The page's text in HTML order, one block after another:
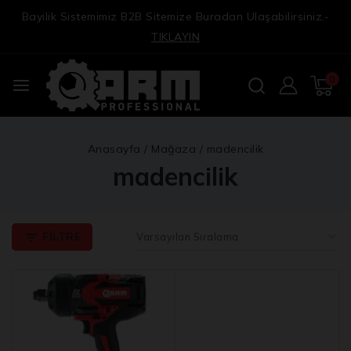
Bayilik Sistemimiz B2B Sitemize Buradan Ulaşabilirsiniz.-
TIKLAYIN
0
Anasayfa / Mağaza / madencilik
madencilik
FILTRE